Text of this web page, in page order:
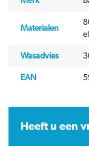
Materialen
Wasadvies
EAN
Heeft u een